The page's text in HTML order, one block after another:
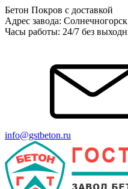
Бетон Покров с доставкой
Адрес завода:
Часы работы: 24/7 без
info@gstbeton.ru